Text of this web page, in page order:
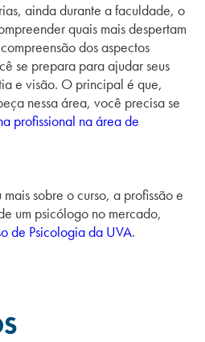
ainda durante a faculdade, o
quais mais despertam
dos aspectos
se prepara para ajudar seus
e visão. O principal é que,
nessa área, você precisa se
profissional na área de
sobre o curso, a profissão e
um psicólogo no mercado,
de Psicologia da UVA.